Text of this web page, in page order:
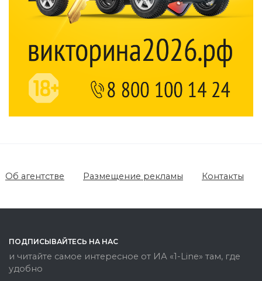
Об агентстве Размещение рекламы Контакты
ПОДПИСЫВАЙТЕСЬ НА НАС
и читайте самое интересное от ИА «1-Line» там, где
удобно